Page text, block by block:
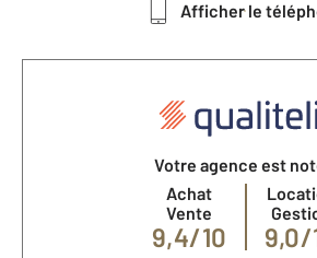
Afficher le
Votre agence est
Achat
Vente
9,4/10